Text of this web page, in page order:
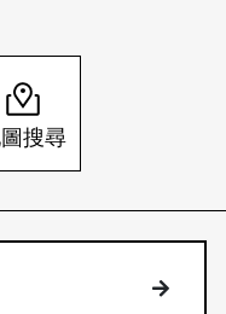
登入/註冊
搜尋
下個月